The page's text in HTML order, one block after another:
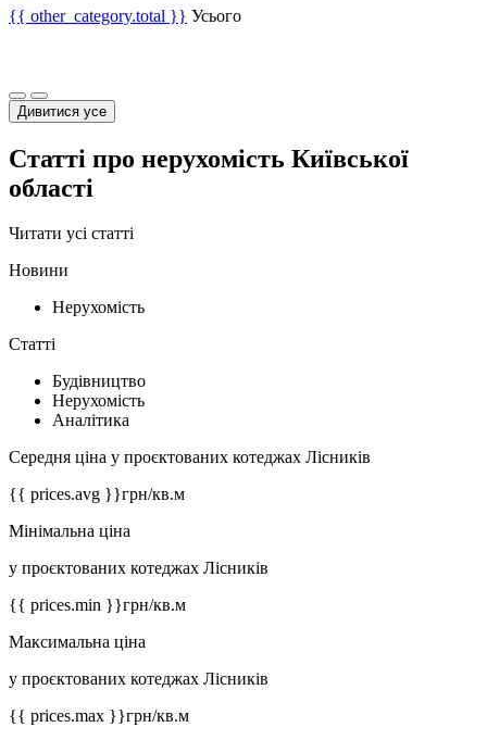
{{ other_category.total }} Усього
Дивитися усе
Статті про нерухомість Київської
області
Читати усі статті
Новини
Нерухомість
Статті
Будівництво
Нерухомість
Аналітика
Середня ціна у проєктованих котеджах Лісників
{{ prices.avg }}грн/кв.м
Мінімальна ціна
у проєктованих котеджах Лісників
{{ prices.min }}грн/кв.м
Максимальна ціна
у проєктованих котеджах Лісників
{{ prices.max }}грн/кв.м